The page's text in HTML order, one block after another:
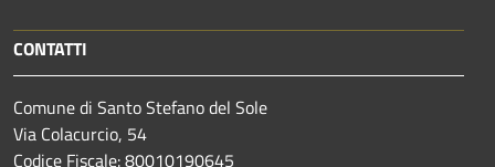
CONTATTI
Comune di Santo Stefano del Sole
Via Colacurcio, 54
Codice Fiscale: 80010190645